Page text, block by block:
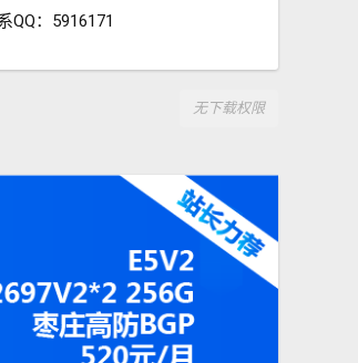
：5916171
无下载权限